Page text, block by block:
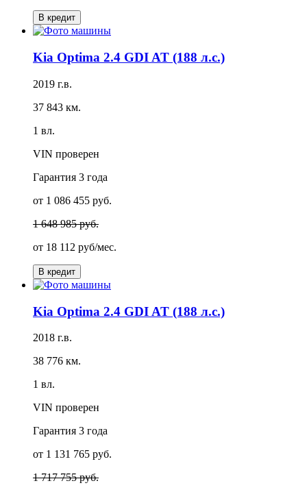
В кредит
Kia Optima 2.4 GDI AT (188 л.с.)
2019 г.в.
37 843 км.
1 вл.
VIN проверен
Гарантия 3 года
от 1 086 455 руб.
1 648 985 руб.
от 18 112 руб/мес.
В кредит
Kia Optima 2.4 GDI AT (188 л.с.)
2018 г.в.
38 776 км.
1 вл.
VIN проверен
Гарантия 3 года
от 1 131 765 руб.
1 717 755 руб.